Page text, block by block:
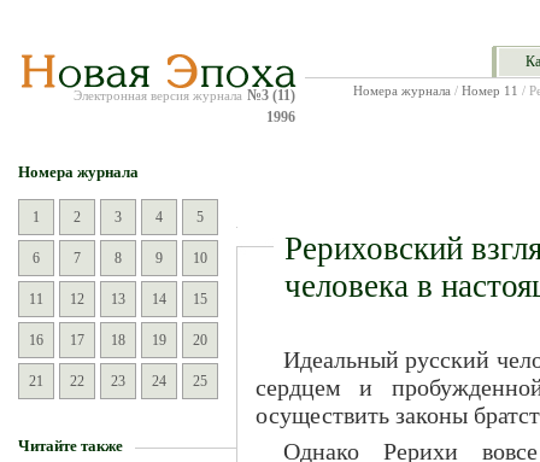
Электронная версия журнала №3 (11)
1996
Номера журнала / Номер 11 /
Номера журнала
1 2 3 4 5
6 7 8 9 10
11 12 13 14 15
16 17 18 19 20
21 22 23 24 25
Читайте также
Рериховский
человека в
Идеальный русский
сердцем и
осуществить законы
Однако Рерихи